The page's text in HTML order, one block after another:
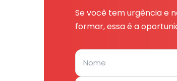
Se você tem urgência e
formar, essa é a